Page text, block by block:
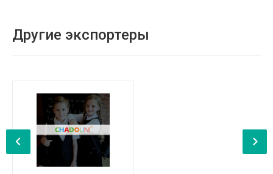
Другие экспортеры